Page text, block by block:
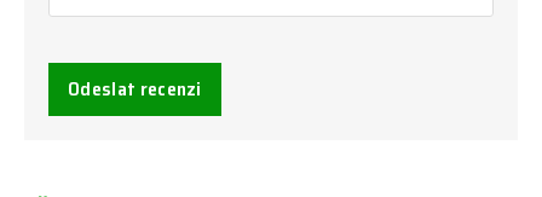
Odeslat recenzi